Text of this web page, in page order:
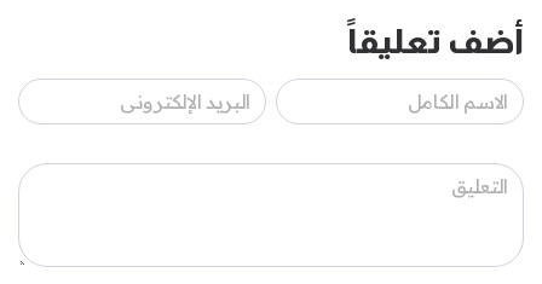
أضف تعليقاً